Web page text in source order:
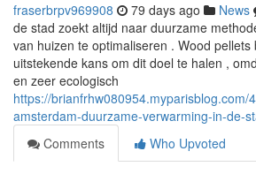
fraserbrpv969908 79 days ago News
de stad zoekt altijd naar duurzame
van huizen te optimaliseren . Wood pellets
uitstekende kans om dit doel te halen ,
en zeer ecologisch
https://brianfrhw080954.myparisblog.com/
amsterdam-duurzame-verwarming-in-de-
Comments
Who Upvoted